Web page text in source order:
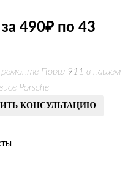
490₽ по 43
ремонте Порш 911 в нашем
Porsche
КОНСУЛЬТАЦИЮ